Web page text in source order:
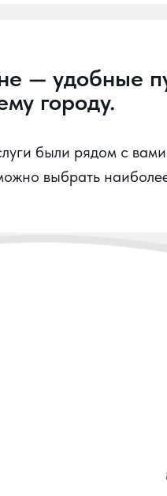
— удобные
городу.
были рядом с
выбрать